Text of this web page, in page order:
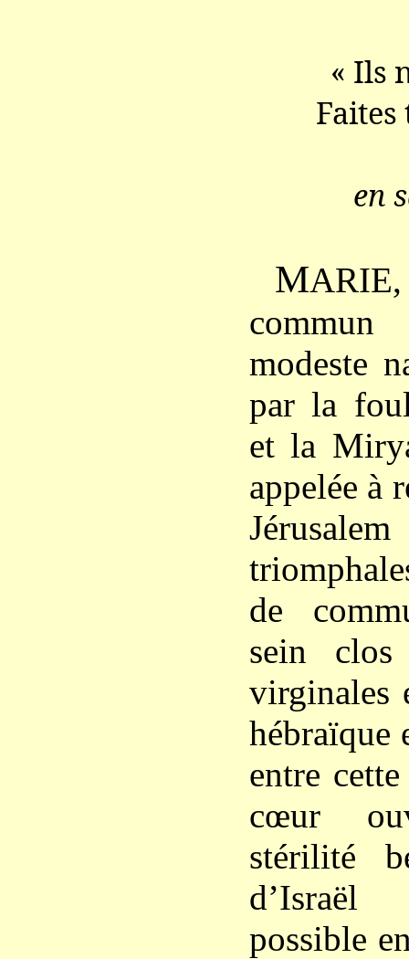
« Ils
Faites
en
M
modeste
par la
et la
appelée à
de
sein
virginales
hébraïque
entre
cœur
stérilité
possible